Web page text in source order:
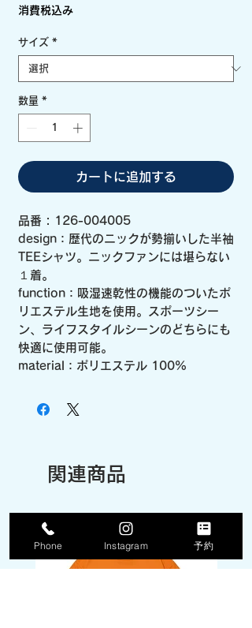
消費税込み
サイズ *
数量 *
カートに追加する
品番 : 126-004005
design：歴代のニックが勢揃いした半袖
TEEシャツ。ニックファンには堪らない
１着。
function：吸湿速乾性の機能のついたポ
リエステル生地を使用。スポーツシー
ン、ライフスタイルシーンのどちらにも
快適に使用可能。
material：ポリエステル 100%
関連商品
Phone Instagram 予約